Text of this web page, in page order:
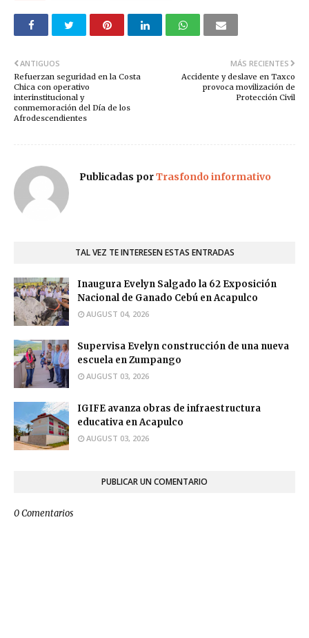
MÁS RECIENTES
Accidente y deslave en Taxco
provoca movilización de
Protección Civil
ANTIGUOS
Refuerzan seguridad en la Costa
Chica con operativo
interinstitucional y
conmemoración del Día de los
Afrodescendientes
Publicadas porTrasfondo informativo
TAL VEZ TE INTERESEN ESTAS ENTRADAS
Inaugura Evelyn Salgado la 62 Exposición
Nacional de Ganado Cebú en Acapulco
AUGUST 04, 2026
Supervisa Evelyn construcción de una nueva
escuela en Zumpango
AUGUST 03, 2026
IGIFE avanza obras de infraestructura
educativa en Acapulco
AUGUST 03, 2026
PUBLICAR UN COMENTARIO
0 Comentarios